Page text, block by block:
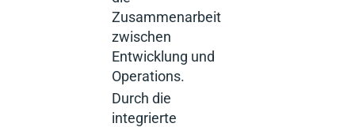
Zusammenarbeit
zwischen
Entwicklung und
Operations.
Durch die
integrierte